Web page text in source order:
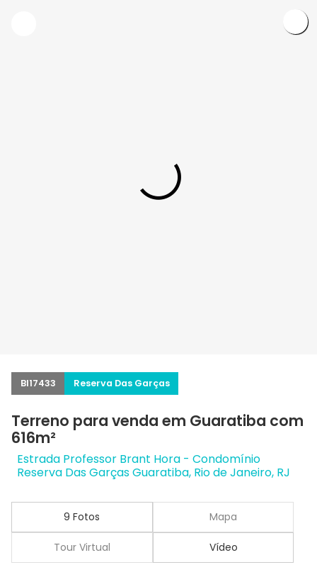
BI17433 Reserva Das Garças
Terreno para venda em Guaratiba com
616m²
Estrada Professor Brant Hora - Condomínio
Reserva Das Garças Guaratiba, Rio de Janeiro, RJ
9 Fotos Mapa
Tour Virtual Vídeo